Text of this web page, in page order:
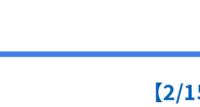
【2/